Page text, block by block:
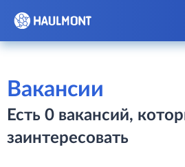
Вакансии
Есть 0 вакансий,
заинтересовать